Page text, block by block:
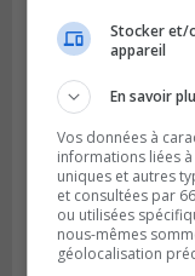
Stocker et/
appareil
En savoir
Vos données à
informations liées
uniques et autres
et consultées par
ou utilisées
nous-mêmes
géolocalisation